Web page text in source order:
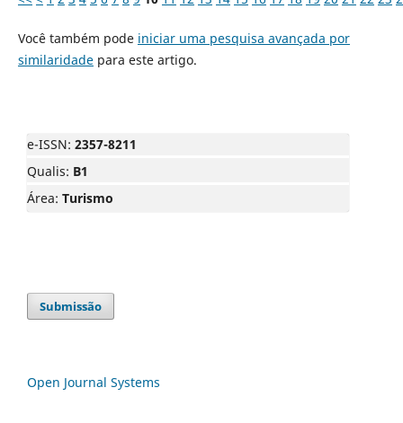
Você também pode iniciar uma pesquisa avançada por
similaridadepara este artigo.
e-ISSN: 2357-8211
Qualis: B1
Área: Turismo
Submissão
Open Journal Systems